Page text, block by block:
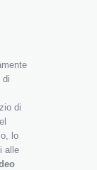
di
di
lo
alle